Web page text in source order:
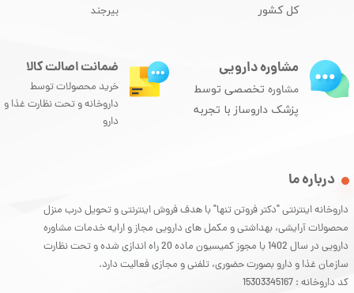
کل کشور
درباره ما
داروخانه اینترنتی "دکتر فروتن تنها" با هدف فروش اینترنتی و تحویل درب منزل
محصولات آرایشی، بهداشتی و مکمل های دارویی مجاز و ارایه خدمات مشاوره
دارویی در سال 1402 با مجوز کمیسیون ماده 20 راه اندازی شده و تحت نظارت
سازمان غذا و دارو بصورت حضوری، تلفنی و مجازی فعالیت دارد.
کد داروخانه : 15303345167
بیرجند
مشاوره دارویی
مشاوره تخصصی توسط
پزشک داروساز با تجربه
ضمانت اصالت کالا
خرید محصولات توسط
داروخانه و تحت نظارت غذا و
دارو